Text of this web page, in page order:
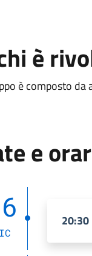
è
è composto da
e